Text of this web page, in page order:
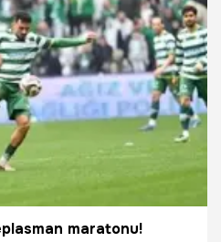
maratonu!